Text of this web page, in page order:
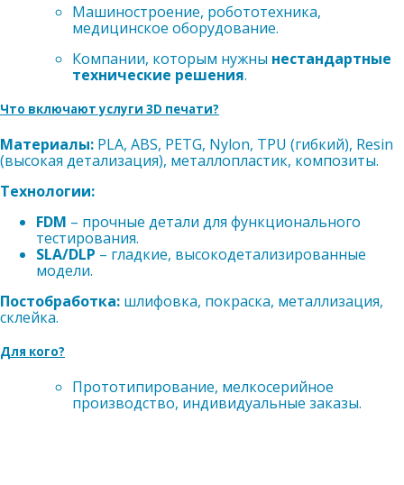
Машиностроение, робототехника,
медицинское оборудование.
Компании, которым нужны нестандартные
технические решения.
Что включают услуги 3D печати?
Материалы: PLA, ABS, PETG, Nylon, TPU (гибкий), Resin
(высокая детализация), металлопластик, композиты.
Технологии:
FDM – прочные детали для функционального
тестирования.
SLA/DLP – гладкие, высокодетализированные
модели.
Постобработка: шлифовка, покраска, металлизация,
склейка.
Для кого?
Прототипирование, мелкосерийное
производство, индивидуальные заказы.